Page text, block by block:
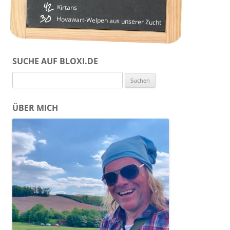
42 Kirtans
30 Hovawart-Welpen aus unserer Zucht
SUCHE AUF BLOXI.DE
nach:
ÜBER MICH